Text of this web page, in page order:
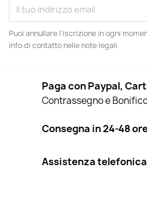
Puoi annullare l'iscrizione in ogni
info di contatto nelle note legali.
Paga con Paypal,
Contrassegno e
Consegna in 24-48
Assistenza